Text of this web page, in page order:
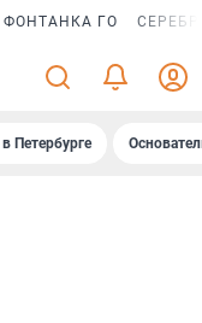
ФОНТАНКА ГО
Петербурге